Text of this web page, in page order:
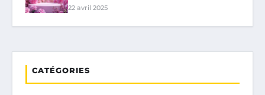
22 avril 2025
CATÉGORIES